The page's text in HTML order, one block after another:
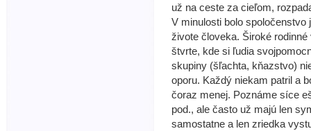
už na ceste za cieľom,
V minulosti bolo
živote človeka. Široké
štvrte, kde si ľudia
skupiny (šľachta, kňazstvo)
oporu. Každý niekam patril a
čoraz menej. Poznáme síce
pod., ale často už majú len
samostatne a len zriedka